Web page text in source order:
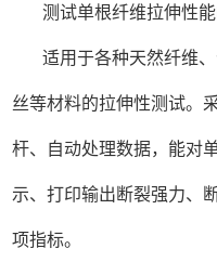
测试单根纤维拉伸性能
适用于各种天然纤维、
丝等材料的拉伸性测试。
杆、自动处理数据，能对
示、打印输出断裂强力、
项指标。